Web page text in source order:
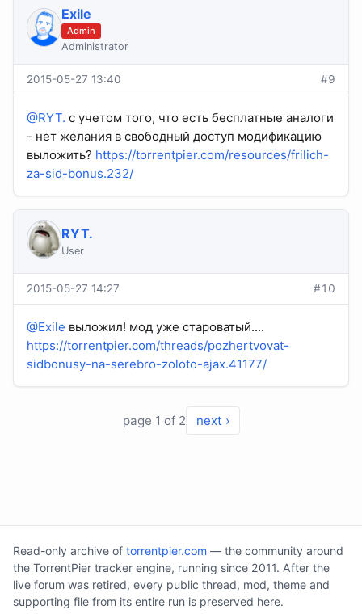
Exile
Admin
Administrator
2015-05-27 13:40 #9
@RYT. с учетом того, что есть бесплатные аналоги
- нет желания в свободный доступ модификацию
выложить? https://torrentpier.com/resources/frilich-
za-sid-bonus.232/
RYT.
User
2015-05-27 14:27 #10
@Exile выложил! мод уже староватый....
https://torrentpier.com/threads/pozhertvovat-
sidbonusy-na-serebro-zoloto-ajax.41177/
page 1 of 2 next ›
Read-only archive of torrentpier.com — the community around
the TorrentPier tracker engine, running since 2011. After the
live forum was retired, every public thread, mod, theme and
supporting file from its entire run is preserved here.